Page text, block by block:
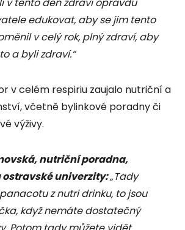
edukovat, aby se jim tento
v celý rok, plný zdraví, aby
a byli zdraví.“
v celém respiriu zaujalo nutriční a
včetně bylinkové poradny či
výživy.
nutriční poradna,
univerzity:„Tady
z nutri drinku, to jsou
když nemáte dostatečný